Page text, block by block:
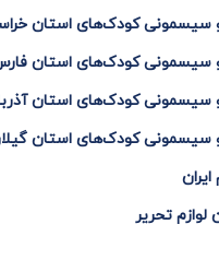
سیسمونی کودک‌های استان
و سیسمونی کودک‌های استان
سیسمونی کودک‌های استان
سیسمونی کودک‌های استان
تحریر